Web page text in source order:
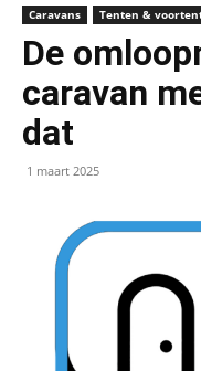
Caravans Tenten &
De
caravan
dat
1 maart 2025